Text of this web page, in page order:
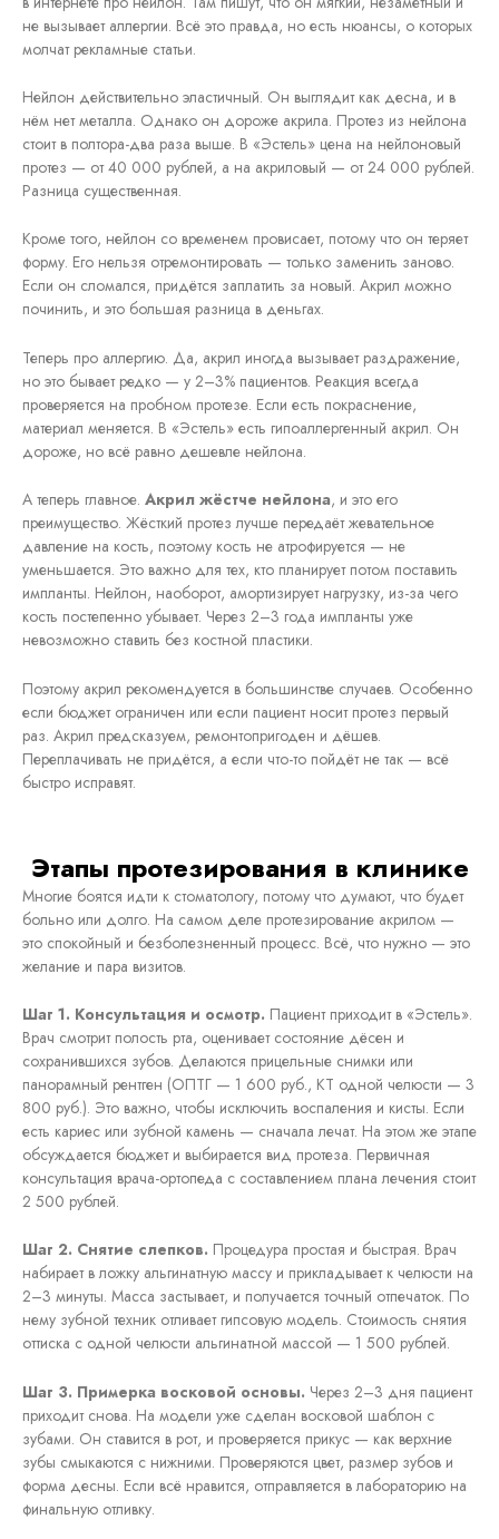
не вызывает аллергии. Всё это правда, но есть нюансы, о которых
молчат рекламные статьи.
Нейлон действительно эластичный. Он выглядит как десна, и в
нём нет металла. Однако он дороже акрила. Протез из нейлона
стоит в полтора-два раза выше. В «Эстель» цена на нейлоновый
протез — от 40 000 рублей, а на акриловый — от 24 000 рублей.
Разница существенная.
Кроме того, нейлон со временем провисает, потому что он теряет
форму. Его нельзя отремонтировать — только заменить заново.
Если он сломался, придётся заплатить за новый. Акрил можно
починить, и это большая разница в деньгах.
Теперь про аллергию. Да, акрил иногда вызывает раздражение,
но это бывает редко — у 2–3% пациентов. Реакция всегда
проверяется на пробном протезе. Если есть покраснение,
материал меняется. В «Эстель» есть гипоаллергенный акрил. Он
дороже, но всё равно дешевле нейлона.
А теперь главное. Акрил жёстче нейлона, и это его
преимущество. Жёсткий протез лучше передаёт жевательное
давление на кость, поэтому кость не атрофируется — не
уменьшается. Это важно для тех, кто планирует потом поставить
импланты. Нейлон, наоборот, амортизирует нагрузку, из-за чего
кость постепенно убывает. Через 2–3 года импланты уже
невозможно ставить без костной пластики.
Поэтому акрил рекомендуется в большинстве случаев. Особенно
если бюджет ограничен или если пациент носит протез первый
раз. Акрил предсказуем, ремонтопригоден и дёшев.
Переплачивать не придётся, а если что-то пойдёт не так — всё
быстро исправят.
Этапы протезирования в клинике
Многие боятся идти к стоматологу, потому что думают, что будет
больно или долго. На самом деле протезирование акрилом —
это спокойный и безболезненный процесс. Всё, что нужно — это
желание и пара визитов.
Шаг 1. Консультация и осмотр. Пациент приходит в «Эстель».
Врач смотрит полость рта, оценивает состояние дёсен и
сохранившихся зубов. Делаются прицельные снимки или
панорамный рентген (ОПТГ — 1 600 руб., КТ одной челюсти — 3
800 руб.). Это важно, чтобы исключить воспаления и кисты. Если
есть кариес или зубной камень — сначала лечат. На этом же этапе
обсуждается бюджет и выбирается вид протеза. Первичная
консультация врача-ортопеда с составлением плана лечения стоит
2 500 рублей.
Шаг 2. Снятие слепков. Процедура простая и быстрая. Врач
набирает в ложку альгинатную массу и прикладывает к челюсти на
2–3 минуты. Масса застывает, и получается точный отпечаток. По
нему зубной техник отливает гипсовую модель. Стоимость снятия
оттиска с одной челюсти альгинатной массой — 1 500 рублей.
Шаг 3. Примерка восковой основы. Через 2–3 дня пациент
приходит снова. На модели уже сделан восковой шаблон с
зубами. Он ставится в рот, и проверяется прикус — как верхние
зубы смыкаются с нижними. Проверяются цвет, размер зубов и
форма десны. Если всё нравится, отправляется в лабораторию на
финальную отливку.